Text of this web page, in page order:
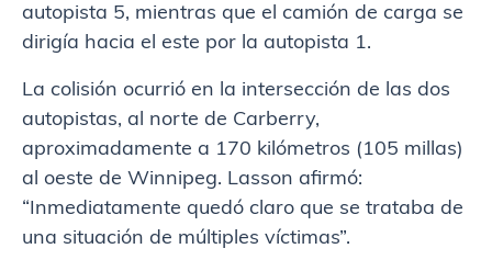
autopista 5, mientras que el camión de carga se
dirigía hacia el este por la autopista 1.
La colisión ocurrió en la intersección de las dos
autopistas, al norte de Carberry,
aproximadamente a 170 kilómetros (105 millas)
al oeste de Winnipeg. Lasson afirmó:
“Inmediatamente quedó claro que se trataba de
una situación de múltiples víctimas”.